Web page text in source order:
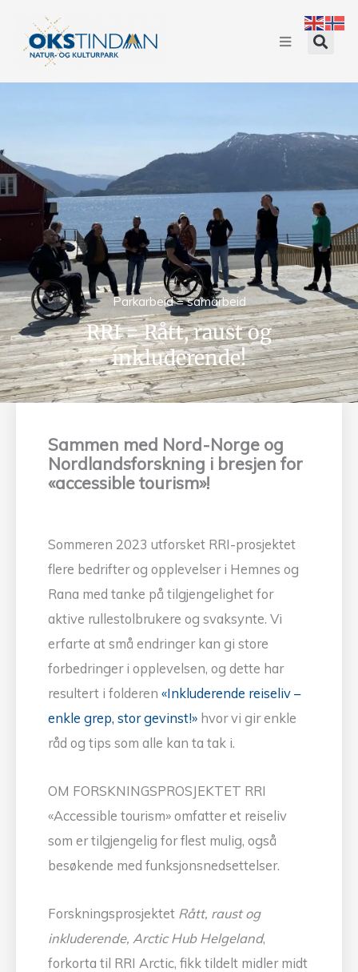
Parkarbeid = samarbeid
RRI = Rått, raust og
inkluderende!
Sammen med Nord-Norge og
Nordlandsforskning i bresjen for
«accessible tourism»!
Sommeren 2023 utforsket RRI-prosjektet
flere bedrifter og opplevelser i Hemnes og
Rana med tanke på tilgjengelighet for
aktive rullestolbrukere og svaksynte. Vi
erfarte at små endringer kan gi store
forbedringer i opplevelsen, og dette har
resultert i folderen «Inkluderende reiseliv –
enkle grep, stor gevinst!» hvor vi gir enkle
råd og tips som alle kan ta tak i.
OM FORSKNINGSPROSJEKTET RRI
«Accessible tourism» omfatter et reiseliv
som er tilgjengelig for flest mulig, også
besøkende med funksjonsnedsettelser.
Forskningsprosjektet Rått, raust og
inkluderende, Arctic Hub Helgeland,
forkorta til RRI Arctic, fikk tildelt midler midt